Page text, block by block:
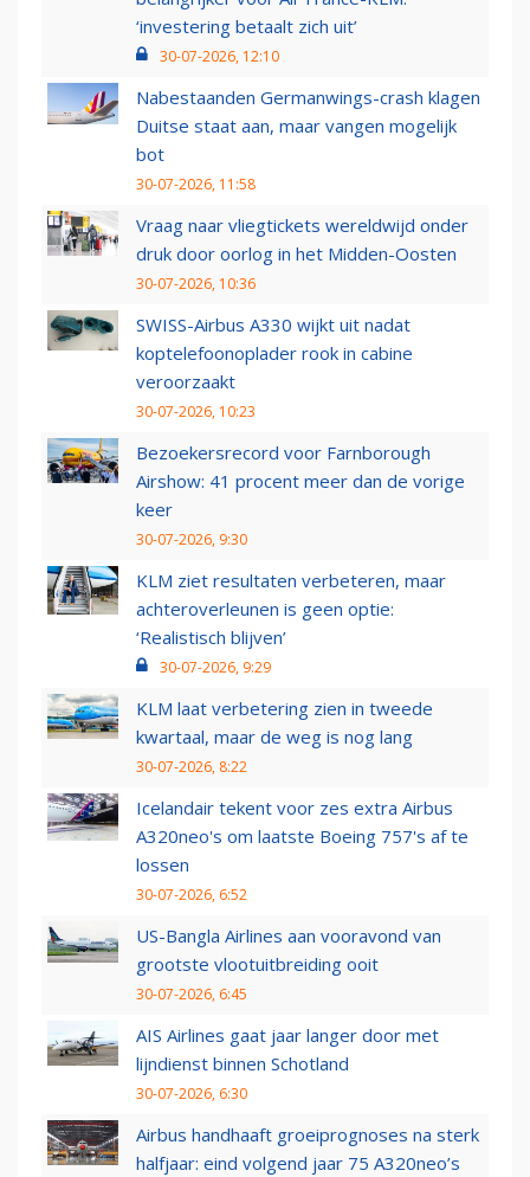
‘investering betaalt zich uit’
30-07-2026, 12:10
Nabestaanden Germanwings-crash klagen
Duitse staat aan, maar vangen mogelijk
bot
30-07-2026, 11:58
Vraag naar vliegtickets wereldwijd onder
druk door oorlog in het Midden-Oosten
30-07-2026, 10:36
SWISS-Airbus A330 wijkt uit nadat
koptelefoonoplader rook in cabine
veroorzaakt
30-07-2026, 10:23
Bezoekersrecord voor Farnborough
Airshow: 41 procent meer dan de vorige
keer
30-07-2026, 9:30
KLM ziet resultaten verbeteren, maar
achteroverleunen is geen optie:
‘Realistisch blijven’
30-07-2026, 9:29
KLM laat verbetering zien in tweede
kwartaal, maar de weg is nog lang
30-07-2026, 8:22
Icelandair tekent voor zes extra Airbus
A320neo's om laatste Boeing 757's af te
lossen
30-07-2026, 6:52
US-Bangla Airlines aan vooravond van
grootste vlootuitbreiding ooit
30-07-2026, 6:45
AIS Airlines gaat jaar langer door met
lijndienst binnen Schotland
30-07-2026, 6:30
Airbus handhaaft groeiprognoses na sterk
halfjaar: eind volgend jaar 75 A320neo’s